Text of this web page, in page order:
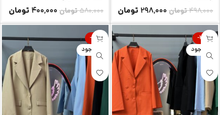
498,000تومان 298,000 تومان 580,000تومان400,000 تومان
-25%
ناموجود
-21%
ناموجود